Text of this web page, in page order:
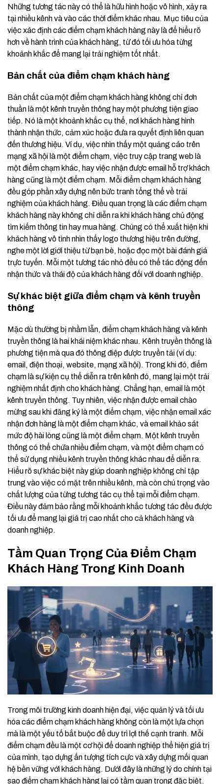
Những tương tác này có thể là hữu hình hoặc vô hình, xảy ra
tại nhiều kênh và vào các thời điểm khác nhau. Mục tiêu của
việc xác định các điểm chạm khách hàng này là để hiểu rõ
hơn về hành trình của khách hàng, từ đó tối ưu hóa từng
khoảnh khắc để mang lại trải nghiệm tốt nhất.
Bản chất của điểm chạm khách hàng
Bản chất của một điểm chạm khách hàng không chỉ đơn
thuần là một kênh truyền thông hay một phương tiện giao
tiếp. Nó là một khoảnh khắc cụ thể, nơi khách hàng hình
thành nhận thức, cảm xúc hoặc đưa ra quyết định liên quan
đến thương hiệu. Ví dụ, việc nhìn thấy một quảng cáo trên
mạng xã hội là một điểm chạm, việc truy cập trang web là
một điểm chạm khác, hay việc nhận được email hỗ trợ khách
hàng cũng là một điểm chạm. Mỗi điểm chạm khách hàng
đều góp phần xây dựng nên bức tranh tổng thể về trải
nghiệm của khách hàng. Điều quan trọng là các điểm chạm
khách hàng này không chỉ diễn ra khi khách hàng chủ động
tìm kiếm thông tin hay mua hàng. Chúng có thể xuất hiện khi
khách hàng vô tình nhìn thấy logo thương hiệu trên đường,
nghe một lời giới thiệu từ bạn bè, hoặc đọc một bài đánh giá
trực tuyến. Mỗi một tương tác nhỏ đều có thể tác động đến
nhận thức và thái độ của khách hàng đối với doanh nghiệp.
Sự khác biệt giữa điểm chạm và kênh truyền
thông
Mặc dù thường bị nhầm lẫn, điểm chạm khách hàng và kênh
truyền thông là hai khái niệm khác nhau. Kênh truyền thông là
phương tiện mà qua đó thông điệp được truyền tải (ví dụ:
email, điện thoại, website, mạng xã hội). Trong khi đó, điểm
chạm là sự kiện cụ thể diễn ra trên kênh đó, mang lại một trải
nghiệm nhất định cho khách hàng. Chẳng hạn, email là một
kênh truyền thông. Tuy nhiên, việc nhận được email chào
mừng sau khi đăng ký là một điểm chạm, việc nhận email xác
nhận đơn hàng là một điểm chạm khác, và email khảo sát
mức độ hài lòng cũng là một điểm chạm. Một kênh truyền
thông có thể chứa nhiều điểm chạm, và một điểm chạm có
thể sử dụng nhiều kênh truyền thông khác nhau để diễn ra.
Hiểu rõ sự khác biệt này giúp doanh nghiệp không chỉ tập
trung vào việc có mặt trên nhiều kênh, mà còn chú trọng vào
chất lượng của từng tương tác cụ thể tại mỗi điểm chạm.
Điều này đảm bảo rằng mỗi khoảnh khắc tương tác đều được
tối ưu để mang lại giá trị cao nhất cho cả khách hàng và
doanh nghiệp.
Tầm Quan Trọng Của Điểm Chạm
Khách Hàng Trong Kinh Doanh
Trong môi trường kinh doanh hiện đại, việc quản lý và tối ưu
hóa các điểm chạm khách hàng không còn là một lựa chọn
mà là một yếu tố bắt buộc để duy trì lợi thế cạnh tranh. Mỗi
điểm chạm đều là một cơ hội để doanh nghiệp thể hiện giá trị
của mình, tạo dựng ấn tượng tích cực và xây dựng mối quan
hệ bền vững với khách hàng. Dưới đây là những lý do chính tại
sao điểm chạm khách hàng lại có tầm quan trọng đặc biệt.